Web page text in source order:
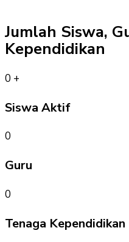
Jumlah Siswa,
Kependidikan
0 +
Siswa Aktif
0
Guru
0
Tenaga Kependidikan